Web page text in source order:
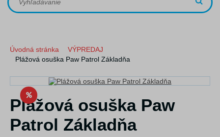
Úvodná stránka
VÝPREDAJ
Plážová osuška Paw Patrol Základňa
Plážová osuška Paw
Patrol Základňa